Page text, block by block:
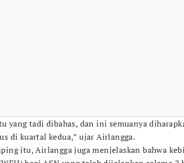
yang tadi dibahas, dan ini semuanya
di kuartal kedua,” ujar Airlangga.
itu, Airlangga juga menjelaskan bahwa